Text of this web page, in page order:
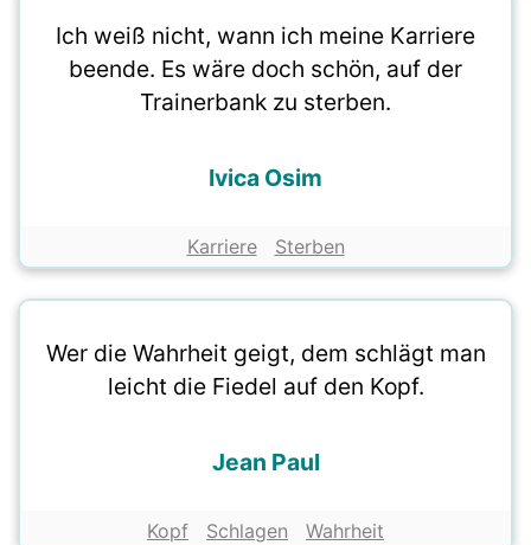
Ich weiß nicht, wann ich meine Karriere
beende. Es wäre doch schön, auf der
Trainerbank zu sterben.
Ivica Osim
Karriere Sterben
Wer die Wahrheit geigt, dem schlägt man
leicht die Fiedel auf den Kopf.
Jean Paul
Kopf Schlagen Wahrheit